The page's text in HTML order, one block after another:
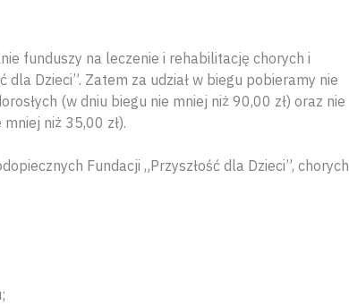
funduszy na leczenie i rehabilitację chorych i
dla Dzieci”. Zatem za udział w biegu pobieramy nie
(w dniu biegu nie mniej niż 90,00 zł) oraz nie
niż 35,00 zł).
Fundacji „Przyszłość dla Dzieci”, chorych